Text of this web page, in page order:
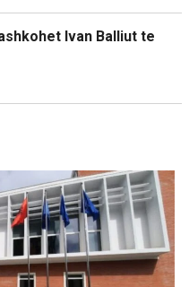
Ivan Balliut te